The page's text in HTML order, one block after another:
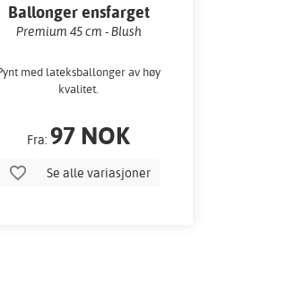
Ballonger ensfarget
Premium 45 cm - Blush
med lateksballonger av høy
kvalitet.
Fra: 97 NOK
Se alle variasjoner